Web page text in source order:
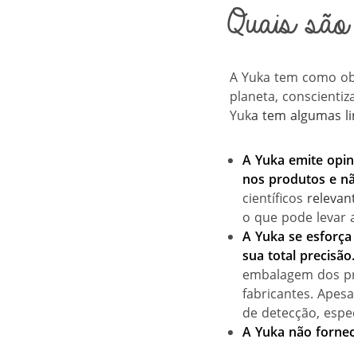
Quais
A Yuka tem como
planeta,
Yuka tem algumas
A Yuka emite
nos produtos e
científicos
o que pode levar
A Yuka se
sua total precisão.
embalagem dos
fabricantes.
de detecção,
A Yuka não